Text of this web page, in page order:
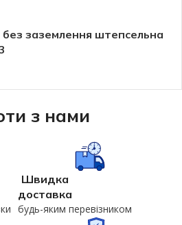
заземлення штепсельна
з нами
Швидка
доставка
будь-яким перевізником